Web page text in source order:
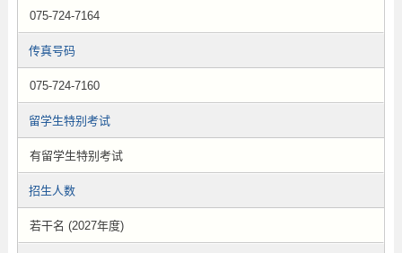
075-724-7164
传真号码
075-724-7160
留学生特别考试
有留学生特别考试
招生人数
若干名 (2027年度)